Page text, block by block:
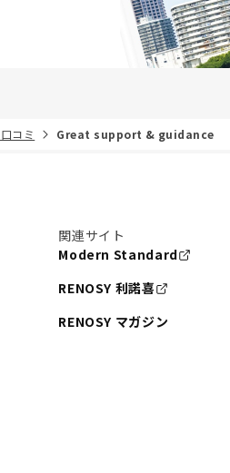
コミ Great support & guidance
関連サイト
Modern Standard
RENOSY 利諾喜
RENOSY マガジン